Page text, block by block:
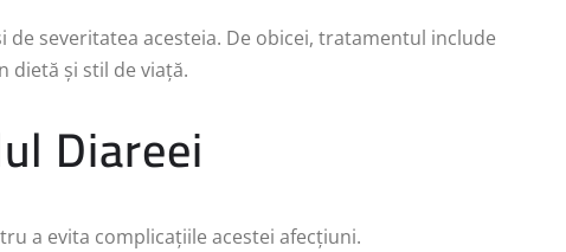
severitatea acesteia. De obicei, tratamentul include
dietă și stil de viață.
Diareei
a evita complicațiile acestei afecțiuni.